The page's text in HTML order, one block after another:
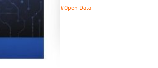
#Open Data
#ประมวลกฎหมายแพ่งและพาณิชย์
#Anti-corruption